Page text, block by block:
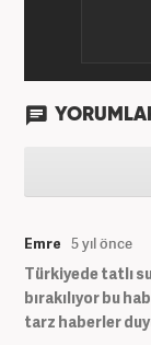
Emre 5 yıl önce
Türkiyede tatlı
bırakılıyor bu
tarz haberler